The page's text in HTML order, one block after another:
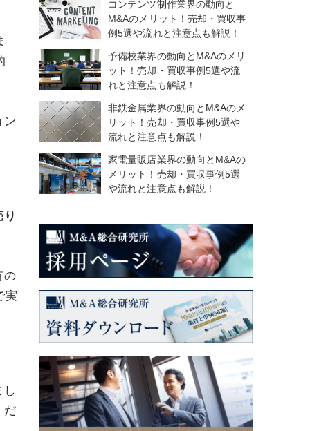
ン
の
実
し
だ
コンテンツ制作業界の動向と
M&Aのメリット！売却・買収事
例5選や流れと注意点も解説！
予備校業界の動向とM&Aのメリ
ット！売却・買収事例5選や流
れと注意点も解説！
非鉄金属業界の動向とM&Aのメ
リット！売却・買収事例5選や
流れと注意点も解説！
家電量販店業界の動向とM&Aの
メリット！売却・買収事例5選
や流れと注意点も解説！